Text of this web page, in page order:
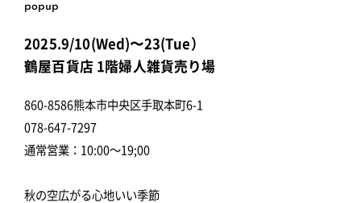
popup
2025.9/10(Wed)〜23(Tue）
鶴屋百貨店 1階婦人雑貨売り場
860-8586熊本市中央区手取本町6-1
078-647-7297
通常営業：10:00～19;00
秋の空広がる心地いい季節